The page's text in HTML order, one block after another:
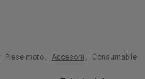
Piese moto , Accesorii , Consumabile